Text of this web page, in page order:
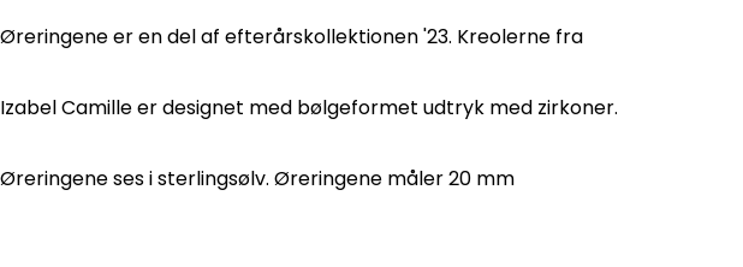
Øreringene er en del af efterårskollektionen '23. Kreolerne fra
Izabel Camille er designet med bølgeformet udtryk med zirkoner.
Øreringene ses i sterlingsølv. Øreringene måler 20 mm